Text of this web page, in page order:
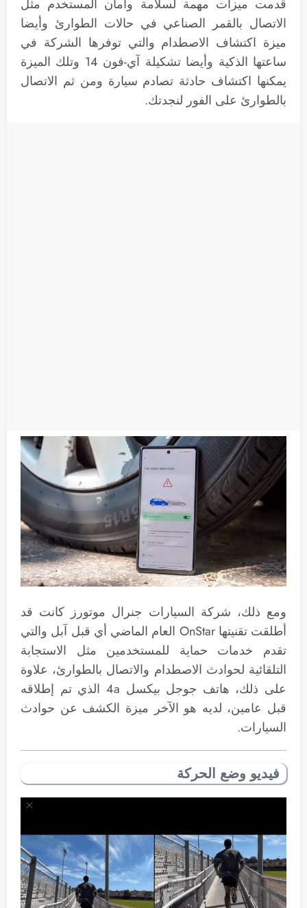
قدمت ميزات مهمة لسلامة وأمان المستخدم مثل
الاتصال بالقمر الصناعي في حالات الطوارئ وأيضا
ميزة اكتشاف الاصطدام والتي توفرها الشركة في
ساعتها الذكية وأيضا تشكيلة آي-فون 14 وتلك الميزة
يمكنها اكتشاف حادثة تصادم سيارة ومن ثم الاتصال
بالطوارئ على الفور لنجدتك.
ومع ذلك، شركة السيارات جنرال موتورز كانت قد
أطلقت تقنيتها OnStar العام الماضي أي قبل آبل والتي
تقدم خدمات حماية للمستخدمين مثل الاستجابة
التلقائية لحوادث الاصطدام والاتصال بالطوارئ، علاوة
على ذلك، هاتف جوجل بيكسل 4a الذي تم إطلاقه
قبل عامين، لديه هو الآخر ميزة الكشف عن حوادث
السيارات.
فيديو وضع الحركة